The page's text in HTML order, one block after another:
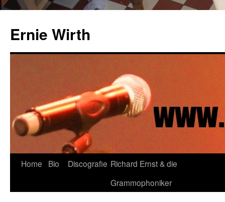
Ernie Wirth
Home Bio Discografie Richard Ernst & die
Grammophoniker